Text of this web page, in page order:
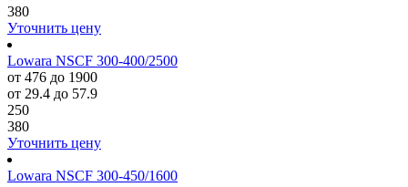
380
Уточнить цену
Lowara NSCF 300-400/2500
от 476 до 1900
от 29.4 до 57.9
250
380
Уточнить цену
Lowara NSCF 300-450/1600